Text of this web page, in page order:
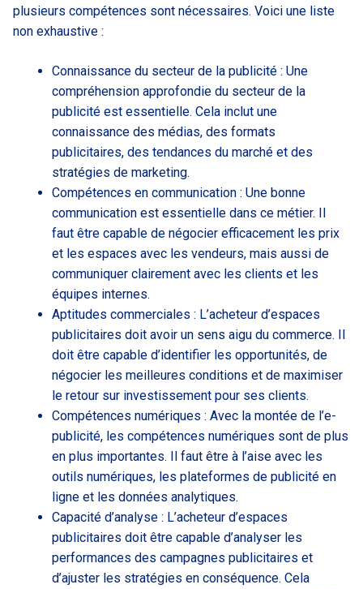
plusieurs compétences sont nécessaires. Voici une liste
non exhaustive :
Connaissance du secteur de la publicité : Une
compréhension approfondie du secteur de la
publicité est essentielle. Cela inclut une
connaissance des médias, des formats
publicitaires, des tendances du marché et des
stratégies de marketing.
Compétences en communication : Une bonne
communication est essentielle dans ce métier. Il
faut être capable de négocier efficacement les prix
et les espaces avec les vendeurs, mais aussi de
communiquer clairement avec les clients et les
équipes internes.
Aptitudes commerciales : L’acheteur d’espaces
publicitaires doit avoir un sens aigu du commerce. Il
doit être capable d’identifier les opportunités, de
négocier les meilleures conditions et de maximiser
le retour sur investissement pour ses clients.
Compétences numériques : Avec la montée de l’e-
publicité, les compétences numériques sont de plus
en plus importantes. Il faut être à l’aise avec les
outils numériques, les plateformes de publicité en
ligne et les données analytiques.
Capacité d’analyse : L’acheteur d’espaces
publicitaires doit être capable d’analyser les
performances des campagnes publicitaires et
d’ajuster les stratégies en conséquence. Cela